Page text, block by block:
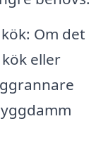
Om det
eller